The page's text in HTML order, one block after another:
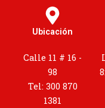
Ubicación
Calle 11 # 16 -
98
Tel: 300 870
1381